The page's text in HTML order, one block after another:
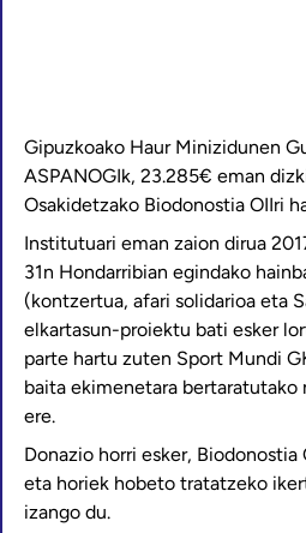
Gipuzkoako Haur Minizidunen
ASPANOGIk, 23.285€ eman
Osakidetzako Biodonostia OIIri
Institutuari eman zaion dirua
31n Hondarribian egindako
(kontzertua, afari solidarioa eta
elkartasun-proiektu bati esker
parte hartu zuten Sport Mundi
baita ekimenetara bertaratutako
ere.
Donazio horri esker,
eta horiek hobeto tratatzeko
izango du.